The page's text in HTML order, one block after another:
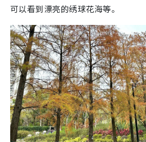
可以看到漂亮的绣球花海等。